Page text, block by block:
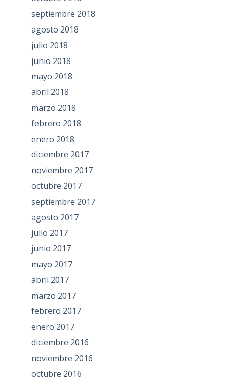
septiembre 2018
agosto 2018
julio 2018
junio 2018
mayo 2018
abril 2018
marzo 2018
febrero 2018
enero 2018
diciembre 2017
noviembre 2017
octubre 2017
septiembre 2017
agosto 2017
julio 2017
junio 2017
mayo 2017
abril 2017
marzo 2017
febrero 2017
enero 2017
diciembre 2016
noviembre 2016
octubre 2016